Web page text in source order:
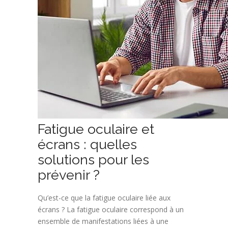
Fatigue oculaire et
écrans : quelles
solutions pour les
prévenir ?
Qu’est-ce que la fatigue oculaire liée aux
écrans ? La fatigue oculaire correspond à un
ensemble de manifestations liées à une